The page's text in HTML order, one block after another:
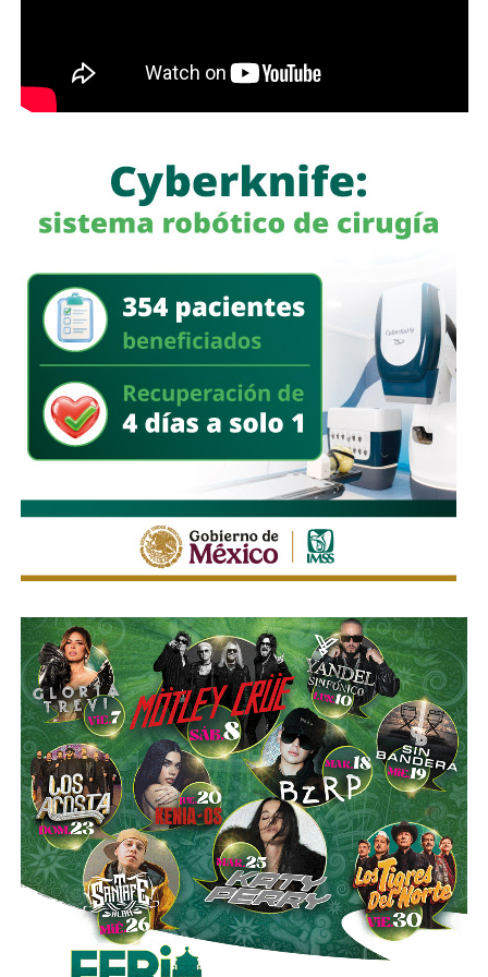
12 años de la desaparición de los normalistas… Nunca
me he escondido
caso Ayotzinapa